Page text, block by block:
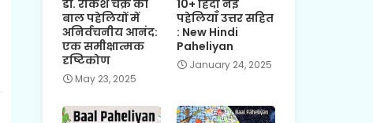
डॉ. राकेश चक्र की
बाल पहेलियों में
अनिर्वचनीय आनंद:
एक समीक्षात्मक
दृष्टिकोण
May 23, 2025
10+ हिंदी नई
पहेलियाँ उत्तर सहित
: New Hindi
Paheliyan
January 24, 2025